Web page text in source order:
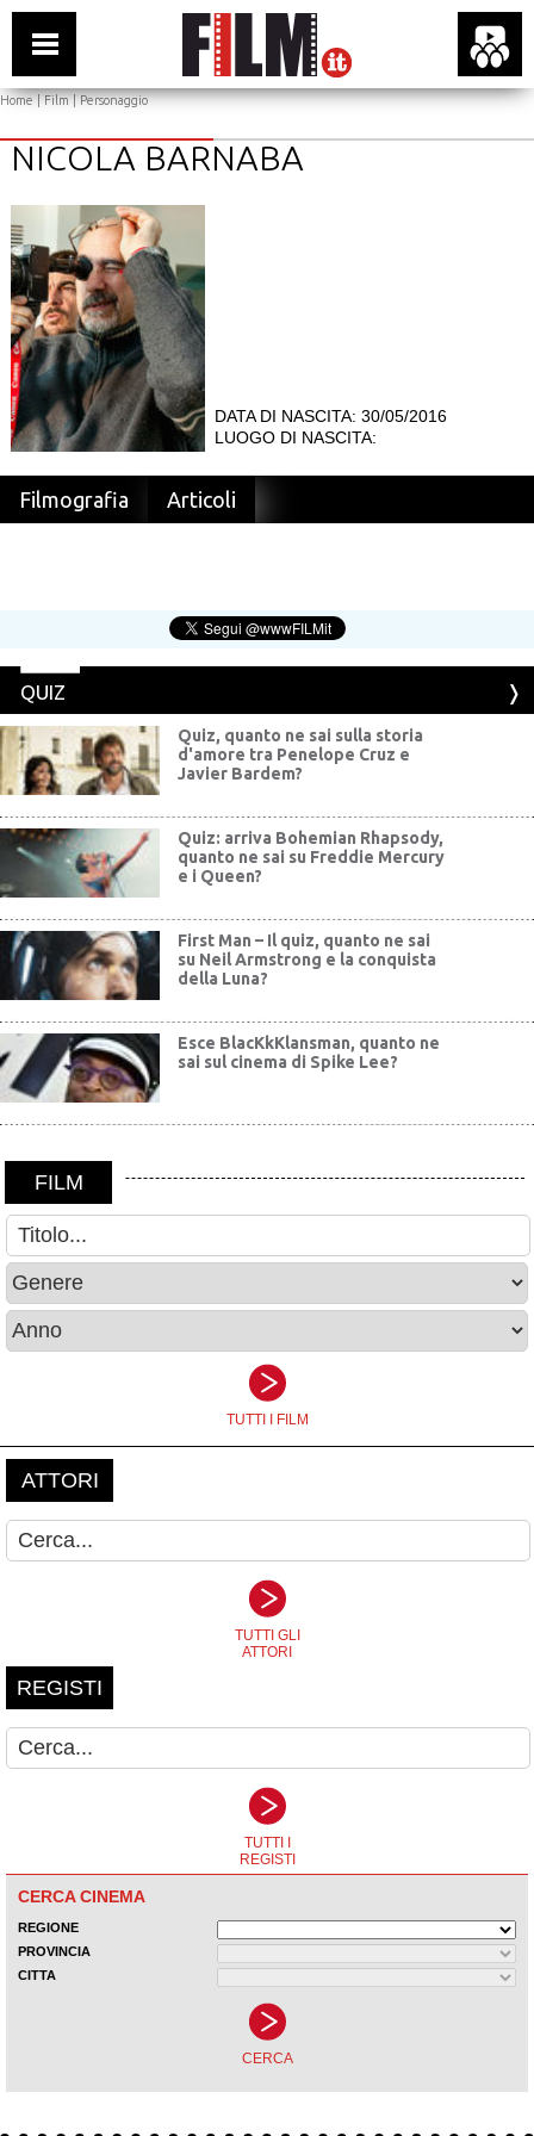
Home|Film| Personaggio
NICOLA BARNABA
DATA DI NASCITA: 30/05/2016
LUOGO DI NASCITA:
Filmografia Articoli
QUIZ
Quiz, quanto ne sai sulla storia
d'amore tra Penelope Cruz e
Javier Bardem?
Quiz: arriva Bohemian Rhapsody,
quanto ne sai su Freddie Mercury
e i Queen?
First Man – Il quiz, quanto ne sai
su Neil Armstrong e la conquista
della Luna?
Esce BlacKkKlansman, quanto ne
sai sul cinema di Spike Lee?